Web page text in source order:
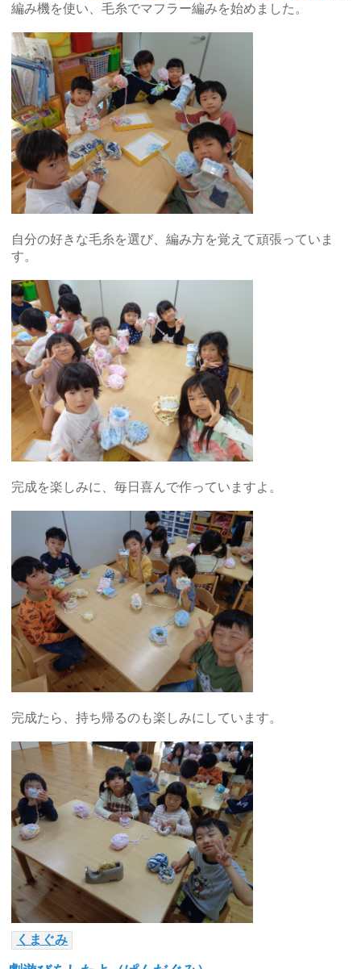
編み機を使い、毛糸でマフラー編みを始めました。
自分の好きな毛糸を選び、編み方を覚えて頑張っていま
す。
完成を楽しみに、毎日喜んで作っていますよ。
完成たら、持ち帰るのも楽しみにしています。
くまぐみ